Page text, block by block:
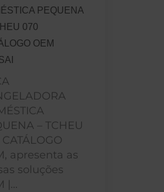
PEQUENA
070
OEM
– TCHEU
apresenta as
soluções
|...